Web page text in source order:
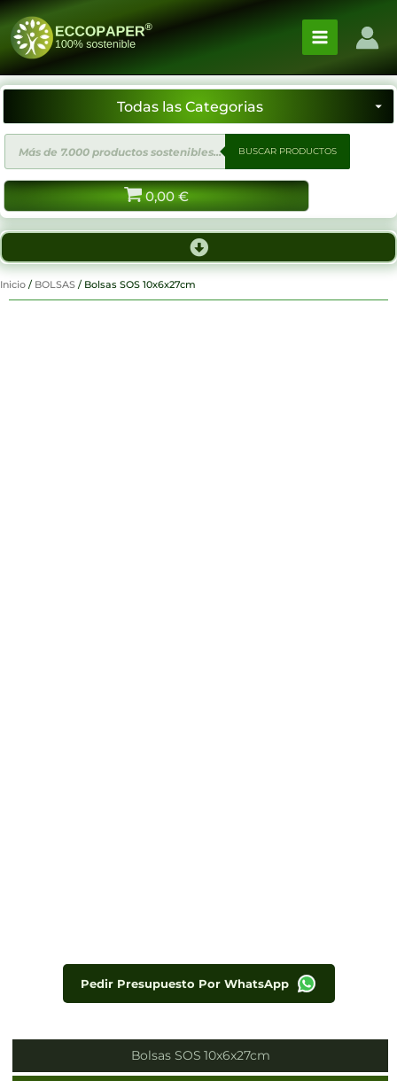
Ir
contenido
de
productos
BUSCAR PRODUCTOS
0,00 €
Inicio / BOLSAS / Bolsas SOS 10x6x27cm
Pedir Presupuesto Por WhatsApp
Bolsas SOS 10x6x27cm